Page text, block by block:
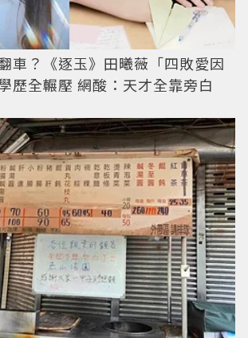
車？《逐玉》田曦薇「四敗愛因
歷全輾壓 網酸：天才全靠旁白